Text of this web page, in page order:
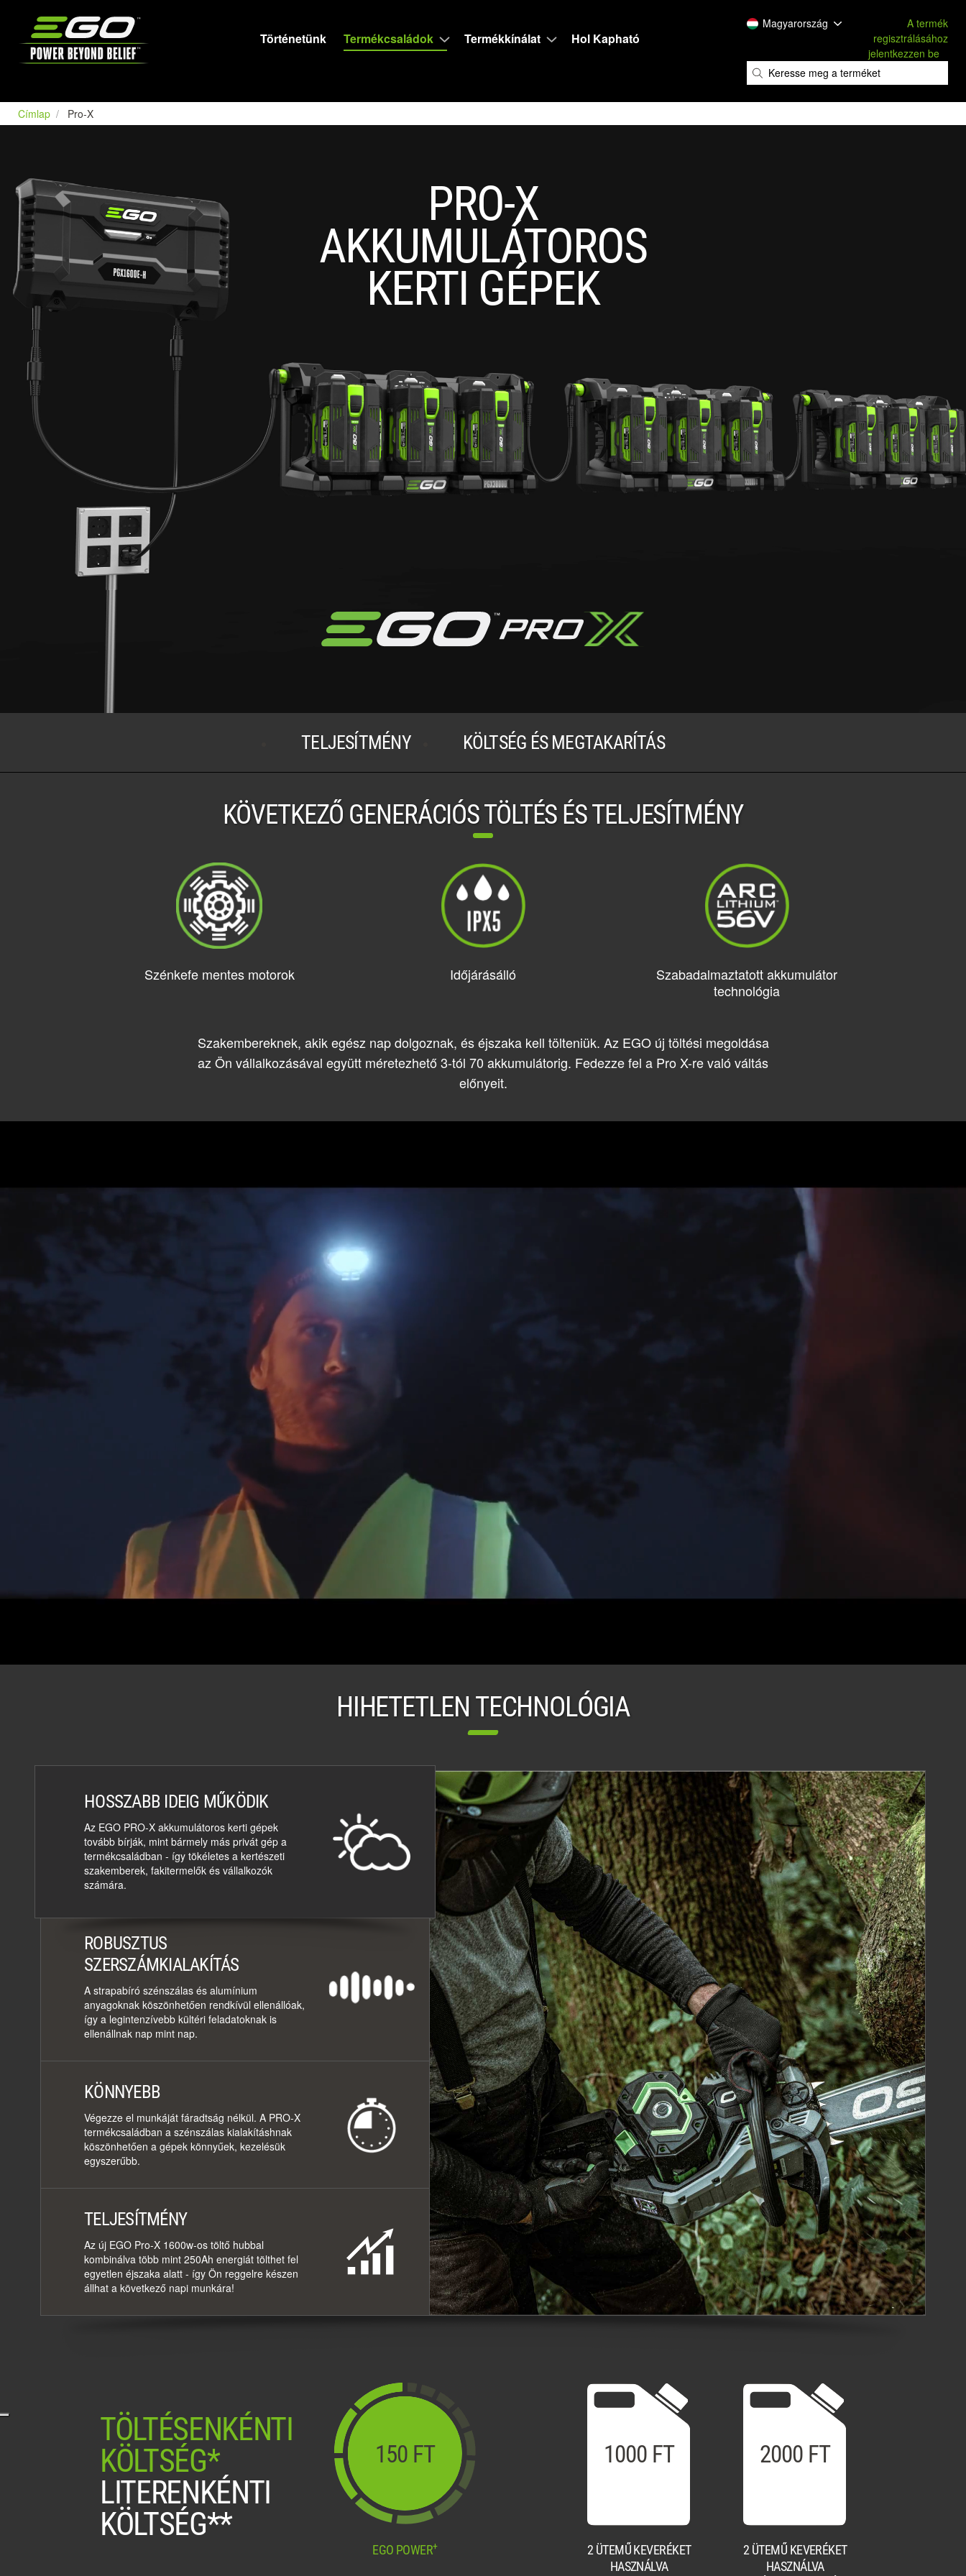
Történetünk
Termékcsaládok Termékkínálat Hol Kapható
Magyarország
A termék
regisztrálásához
jelentkezzen be
Címlap Pro-X
PRO-X
AKKUMULÁTOROS
KERTI GÉPEK
TELJESÍTMÉNY KÖLTSÉG ÉS MEGTAKARÍTÁS
KÖVETKEZŐ GENERÁCIÓS TÖLTÉS ÉS TELJESÍTMÉNY
Szénkefe mentes motorok Időjárásálló
Szabadalmaztatott akkumulátor
technológia
Szakembereknek, akik egész nap dolgoznak, és éjszaka kell tölteniük. Az EGO új töltési megoldása
az Ön vállalkozásával együtt méretezhető 3-tól 70 akkumulátorig. Fedezze fel a Pro X-re való váltás
előnyeit.
HIHETETLEN TECHNOLÓGIA
HOSSZABB IDEIG MŰKÖDIK
Az EGO PRO-X akkumulátoros kerti gépek
tovább bírják, mint bármely más privát gép a
termékcsaládban - így tökéletes a kertészeti
szakemberek, fakitermelők és vállalkozók
számára.
ROBUSZTUS
SZERSZÁMKIALAKÍTÁS
A strapabíró szénszálas és alumínium
anyagoknak köszönhetően rendkívül ellenállóak,
így a legintenzívebb kültéri feladatoknak is
ellenállnak nap mint nap.
KÖNNYEBB
Végezze el munkáját fáradtság nélkül. A PRO-X
termékcsaládban a szénszálas kialakításhnak
köszönhetően a gépek könnyűek, kezelésük
egyszerűbb.
TELJESÍTMÉNY
Az új EGO Pro-X 1600w-os töltő hubbal
kombinálva több mint 250Ah energiát tölthet fel
egyetlen éjszaka alatt - így Ön reggelre készen
állhat a következő napi munkára!
TÖLTÉSENKÉNTI
KÖLTSÉG*
LITERENKÉNTI
KÖLTSÉG**
150 FT
EGO POWER+
1000 FT
2 ÜTEMŰ KEVERÉKET
HASZNÁLVA
2000 FT
2 ÜTEMŰ KEVERÉKET
HASZNÁLVA